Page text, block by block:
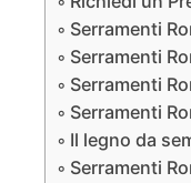
Serramenti
Serramenti
Serramenti
Serramenti
Il legno da
Serramenti